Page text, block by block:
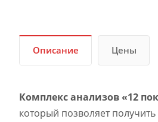
Описание Цены
Комплекс анализов «12
который позволяет